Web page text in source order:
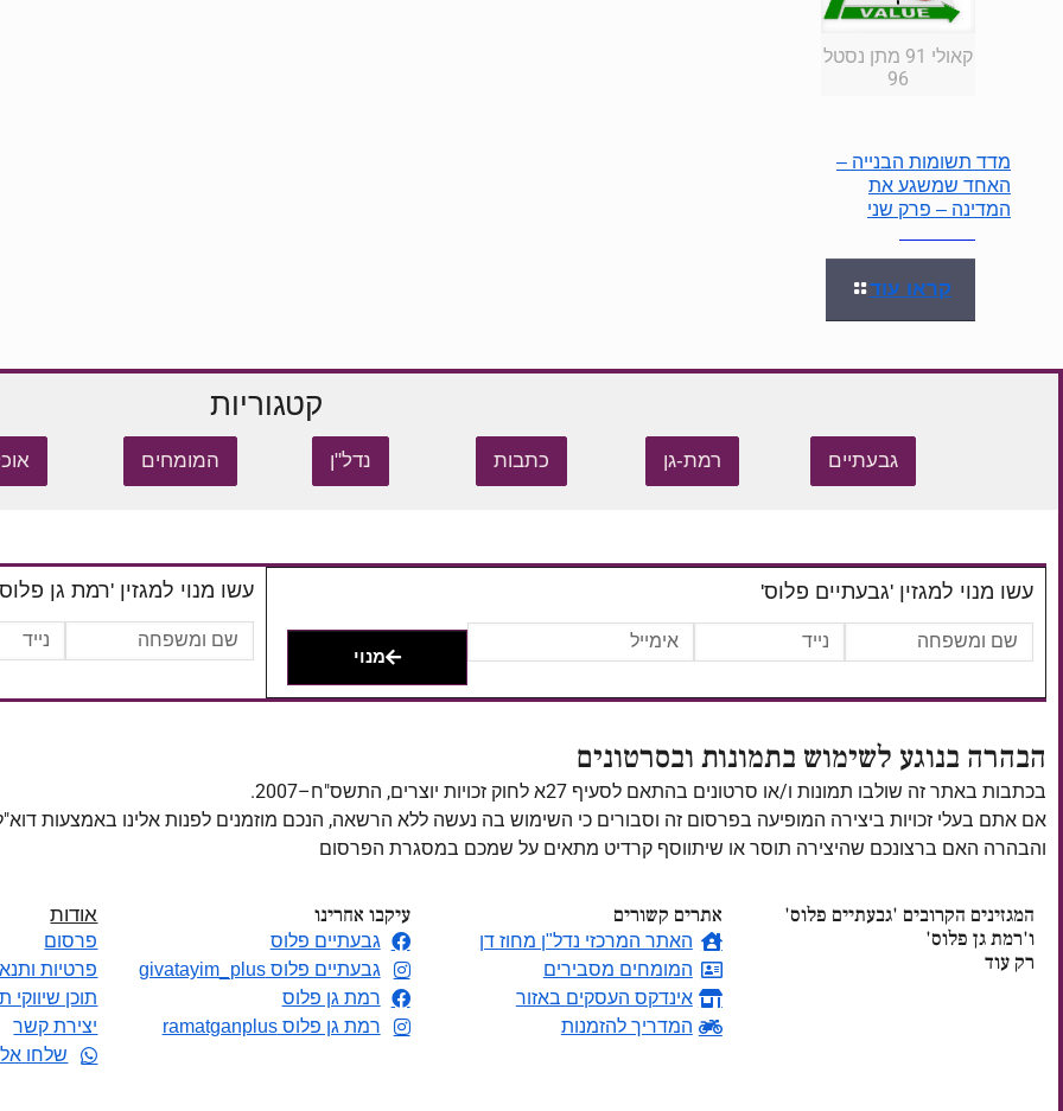
קאולי 91 מתן נסטל
96
מדד תשומות הבנייה –
האחד שמשגע את
המדינה – פרק שני
קראו עוד
קטגוריות
גבעתיים רמת-גן כתבות נדל"ן המומחים
עשו מנוי למגזין 'גבעתיים פלוס'
מנוי
עשו מנוי למגזין 'רמת גן
הבהרה בנוגע לשימוש בתמונות ובסרטונים
בכתבות באתר זה שולבו תמונות ו/או סרטונים בהתאם לסעיף 27א לחוק זכויות יוצרים, התשס"ח–2007.
אם אתם בעלי זכויות ביצירה המופיעה בפרסום זה וסבורים כי השימוש בה נעשה ללא הרשאה, הנכם מוזמנים לפנות אלינו באמצעות
והבהרה האם ברצונכם שהיצירה תוסר או שיתווסף קרדיט מתאים על שמכם במסגרת הפרסום
המגזינים הקרובים 'גבעתיים פלוס'
ו'רמת גן פלוס'
רק עוד
אתרים קשורים
האתר המרכזי נדל"ן מחוז דן
המומחים מסבירים
אינדקס העסקים באזור
המדריך להזמנות
עיקבו אחרינו
גבעתיים פלוס
גבעתיים פלוס givatayim_plus
רמת גן פלוס
רמת גן פלוס ramatganplus
אודות
פרסום
פרטיות
תוכן שיווקי
יצירת קשר
שלחו